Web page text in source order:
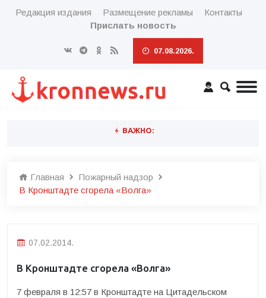
Редакция издания Размещение рекламы
Контакты
Прислать новость
07.08.2026.
ВАЖНО:
Главная
Пожарный надзор
В Кронштадте сгорела «Волга»
07.02.2014.
В Кронштадте сгорела «Волга»
7 февраля в 12:57 в Кронштадте на Цитадельском